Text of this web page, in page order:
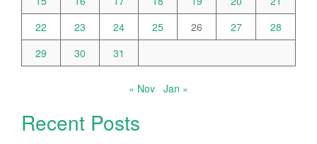
22
23 24 25 26 27
28
29
30 31
« Nov Jan »
Recent Posts